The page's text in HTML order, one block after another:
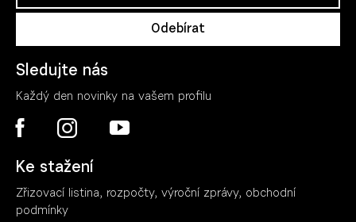
Sledujte nás
Každý den novinky na vašem profilu
Ke stažení
Zřizovací listina, rozpočty, výroční zprávy, obchodní
podmínky